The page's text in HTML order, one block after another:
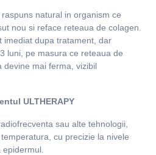
natural in organism ce
nou si reface reteaua de colagen.
imediat dupa tratament, dar
luni, pe masura ce reteaua de
devine mai ferma, vizibil
ULTHERAPY
sau alte tehnologii,
cu precizie la nivele